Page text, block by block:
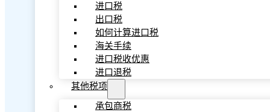
进口税
出口税
如何计算进口税
海关手续
进口税收优惠
进口退税
其他税项
承包商税